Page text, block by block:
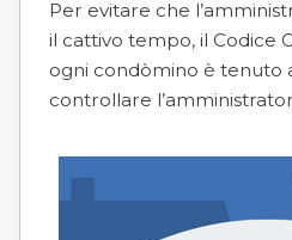
Per evitare che
il cattivo tempo, il Codice
ogni condòmino è tenuto
controllare